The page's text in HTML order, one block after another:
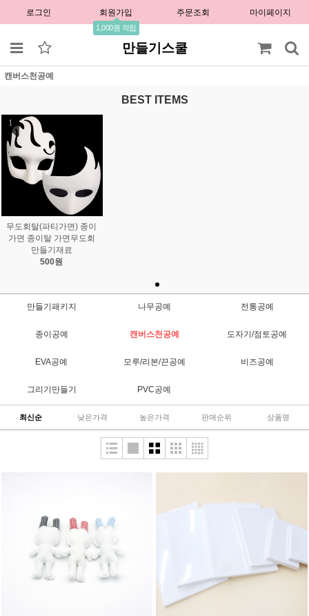
로그인 회원가입
1,000원 적립
주문조회 마이페이지
만들기스쿨
캔버스천공예
BEST ITEMS
1
무도회탈(파티가면) 종이
가면 종이탈 가면무도회
만들기재료
500원
만들기패키지 나무공예 전통공예
종이공예 캔버스천공예 도자기/점토공예
EVA공예 모루/리본/끈공예 비즈공예
그리기만들기 PVC공예
최신순 낮은가격 높은가격 판매순위 상품명